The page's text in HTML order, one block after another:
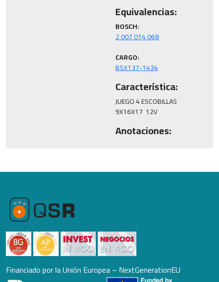
Equivalencias:
BOSCH:
CARGO:
BSX137-1434
Característica:
JUEGO 4 ESCOBILLAS
9X16X17  12V
Anotaciones:
Financiado por la Unión Europea – NextGenerationEU